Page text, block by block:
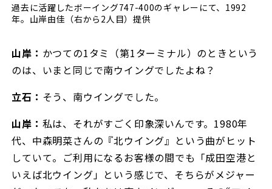
過去に活躍したボーイング747-400のギャレーにて、1992
年。山岸由佳（右から2人目）提供
山岸： かつての1タミ（第1ターミナル）のときという
のは、いまと同じで南ウイングでしたよね？
立石： そう、南ウイングでした。
山岸： 私は、それがすごく印象深いんです。1980年
代、中森明菜さんの『北ウイング』という曲がヒット
していて。ご利用になるお客様の間でも「成田空港と
いえば北ウイング」という感じで、そちらがメジャー